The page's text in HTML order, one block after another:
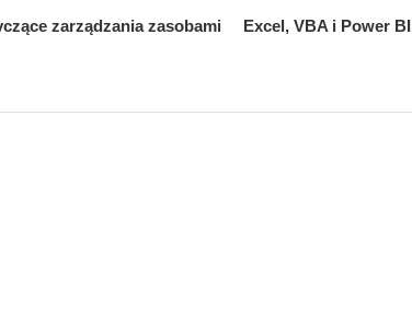
zarządzania zasobami Excel, VBA i Power BI